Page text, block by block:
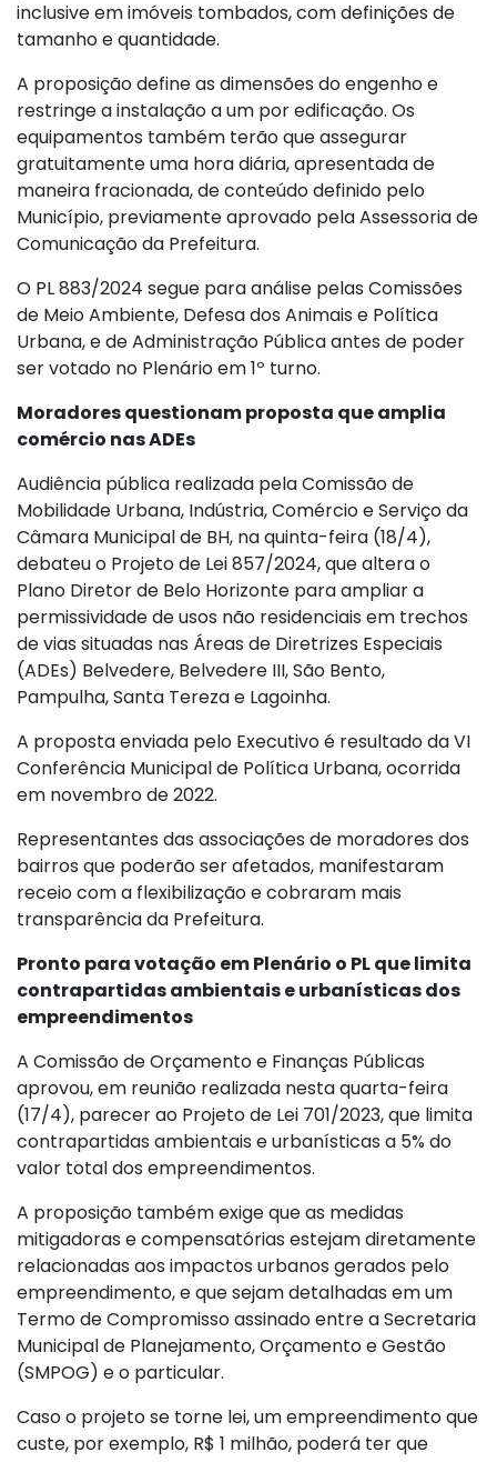
inclusive em imóveis tombados, com definições de
tamanho e quantidade.
A proposição define as dimensões do engenho e
restringe a instalação a um por edificação. Os
equipamentos também terão que assegurar
gratuitamente uma hora diária, apresentada de
maneira fracionada, de conteúdo definido pelo
Município, previamente aprovado pela Assessoria de
Comunicação da Prefeitura.
O PL 883/2024 segue para análise pelas Comissões
de Meio Ambiente, Defesa dos Animais e Política
Urbana, e de Administração Pública antes de poder
ser votado no Plenário em 1º turno.
Moradores questionam proposta que amplia
comércio nas ADEs
Audiência pública realizada pela Comissão de
Mobilidade Urbana, Indústria, Comércio e Serviço da
Câmara Municipal de BH, na quinta-feira (18/4),
debateu o Projeto de Lei 857/2024, que altera o
Plano Diretor de Belo Horizonte para ampliar a
permissividade de usos não residenciais em trechos
de vias situadas nas Áreas de Diretrizes Especiais
(ADEs) Belvedere, Belvedere III, São Bento,
Pampulha, Santa Tereza e Lagoinha.
A proposta enviada pelo Executivo é resultado da VI
Conferência Municipal de Política Urbana, ocorrida
em novembro de 2022.
Representantes das associações de moradores dos
bairros que poderão ser afetados, manifestaram
receio com a flexibilização e cobraram mais
transparência da Prefeitura.
Pronto para votação em Plenário o PL que limita
contrapartidas ambientais e urbanísticas dos
empreendimentos
A Comissão de Orçamento e Finanças Públicas
aprovou, em reunião realizada nesta quarta-feira
(17/4), parecer ao Projeto de Lei 701/2023, que limita
contrapartidas ambientais e urbanísticas a 5% do
valor total dos empreendimentos.
A proposição também exige que as medidas
mitigadoras e compensatórias estejam diretamente
relacionadas aos impactos urbanos gerados pelo
empreendimento, e que sejam detalhadas em um
Termo de Compromisso assinado entre a Secretaria
Municipal de Planejamento, Orçamento e Gestão
(SMPOG) e o particular.
Caso o projeto se torne lei, um empreendimento que
custe, por exemplo, R$ 1 milhão, poderá ter que